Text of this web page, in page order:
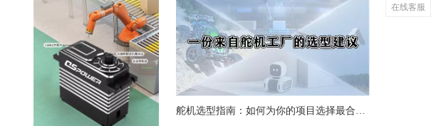
舵机选型指南：如何为你的项目选择最合适的舵机
在线客服